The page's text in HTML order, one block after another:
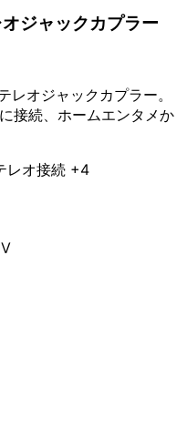
ジャックカプラー
オジャックカプラー。
接続、ホームエンタメか
レオ接続 +4